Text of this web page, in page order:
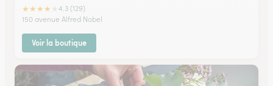
★★★★
4.3 (129)
150 avenue Alfred Nobel
Voir la boutique